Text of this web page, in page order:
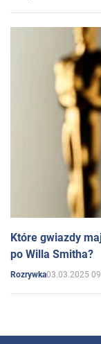
Które gwiazdy
po Willa Smitha?
Rozrywka03.03.2025